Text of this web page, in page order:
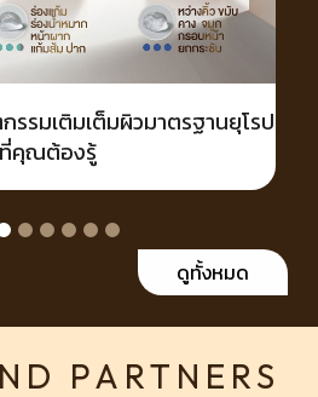
านยุโรป
ฟิลเลอร์ 1
ดูทั้งหมด
PARTNERS